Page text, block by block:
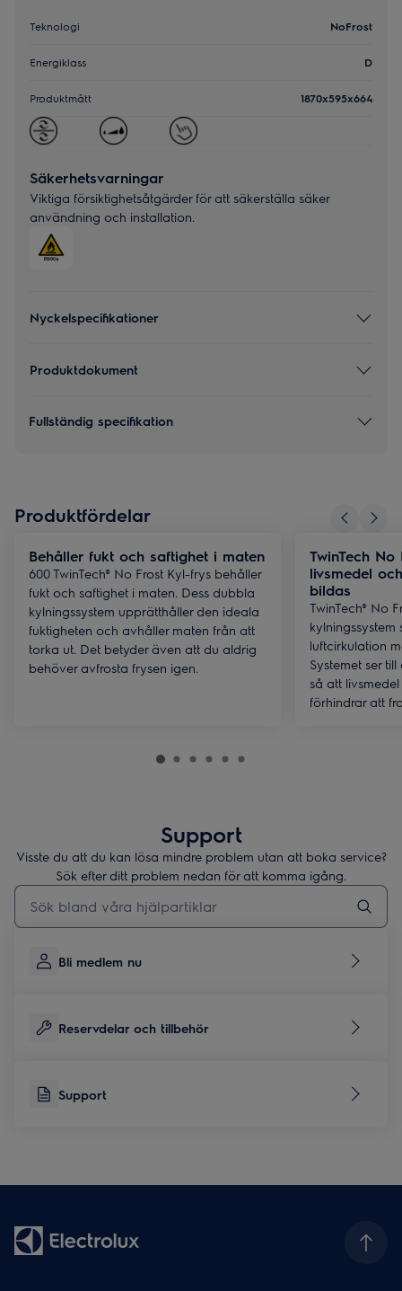
Teknologi NoFrost
Energiklass D
Produktmått 1870x595x664
Säkerhetsvarningar
Viktiga försiktighetsåtgärder för att säkerställa säker
användning och installation.
Nyckelspecifikationer
Produktdokument
Fullständig specifikation
Produktfördelar
Behåller fukt och saftighet i maten
600 TwinTech® No Frost Kyl-frys behåller
fukt och saftighet i maten. Dess dubbla
kylningssystem upprätthåller den ideala
fuktigheten och avhåller maten från att
torka ut. Det betyder även att du aldrig
behöver avfrosta frysen igen.
TwinTech
livsmedel
bildas
TwinTech® No
luftcirkulation
Systemet ser
så att
förhindrar att
Support
Visste du att du kan lösa mindre problem utan att boka service?
Sök efter ditt problem nedan för att komma igång.
Skriv här för att söka i supportartiklar
Bli medlem nu
Reservdelar och tillbehör
Support